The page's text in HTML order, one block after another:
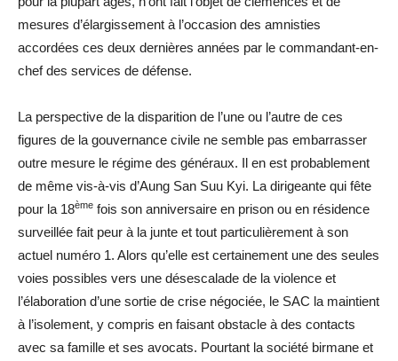
mesures d’élargissement à l’occasion des amnisties
accordées ces deux dernières années par le commandant-en-
chef des services de défense.
La perspective de la disparition de l’une ou l’autre de ces
figures de la gouvernance civile ne semble pas embarrasser
outre mesure le régime des généraux. Il en est probablement
de même vis-à-vis d’Aung San Suu Kyi. La dirigeante qui fête
pour la 18ème fois son anniversaire en prison ou en résidence
surveillée fait peur à la junte et tout particulièrement à son
actuel numéro 1. Alors qu’elle est certainement une des seules
voies possibles vers une désescalade de la violence et
l’élaboration d’une sortie de crise négociée, le SAC la maintient
à l’isolement, y compris en faisant obstacle à des contacts
avec sa famille et ses avocats. Pourtant la société birmane et